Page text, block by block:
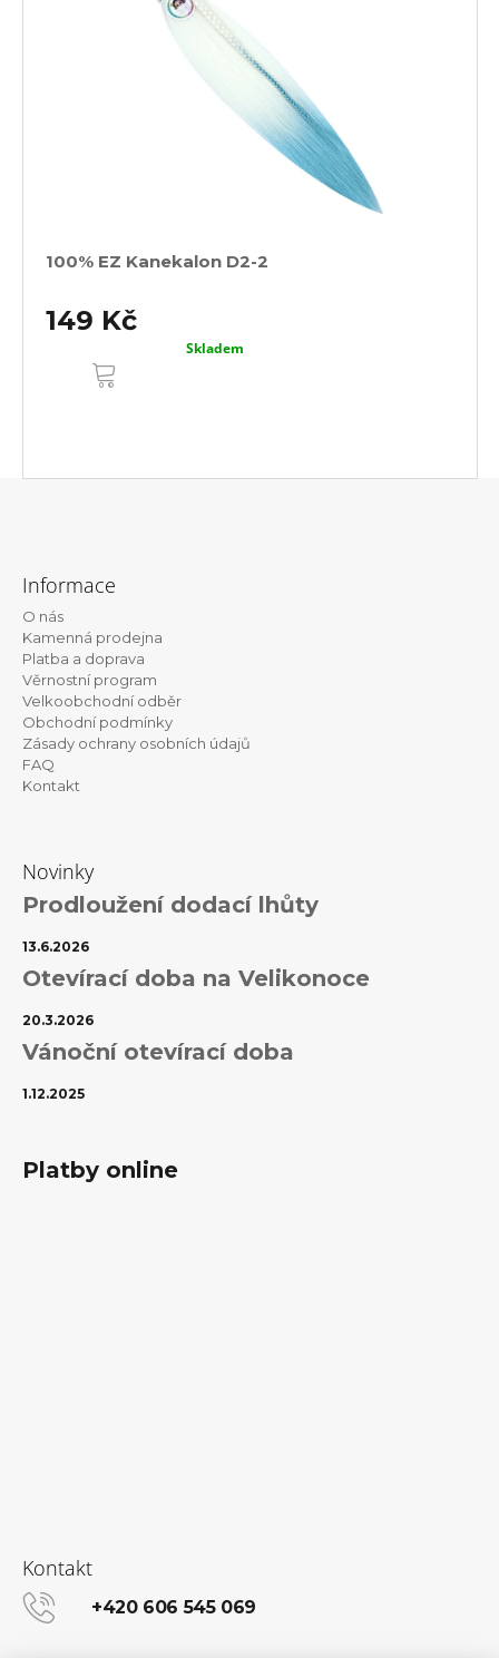
100% EZ Kanekalon D2-2
149 Kč
Skladem
Informace
O nás
Kamenná prodejna
Platba a doprava
Věrnostní program
Velkoobchodní odběr
Obchodní podmínky
Zásady ochrany osobních údajů
FAQ
Kontakt
Novinky
Prodloužení dodací lhůty
13.6.2026
Otevírací doba na Velikonoce
20.3.2026
Vánoční otevírací doba
1.12.2025
Platby online
Kontakt
+420 606 545 069